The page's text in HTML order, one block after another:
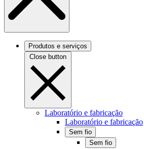
Produtos e serviços
Close button
Laboratório e fabricação
Laboratório e fabricação
Sem fio
Sem fio